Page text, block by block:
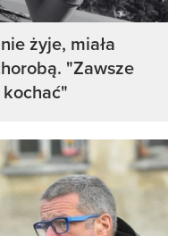
żyje, miała
"Zawsze